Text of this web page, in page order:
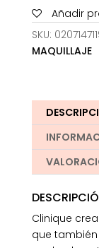
Perfecting
30
ml
cantidad
Añadir
SKU:
MAQUILLAJE
Clinique
que